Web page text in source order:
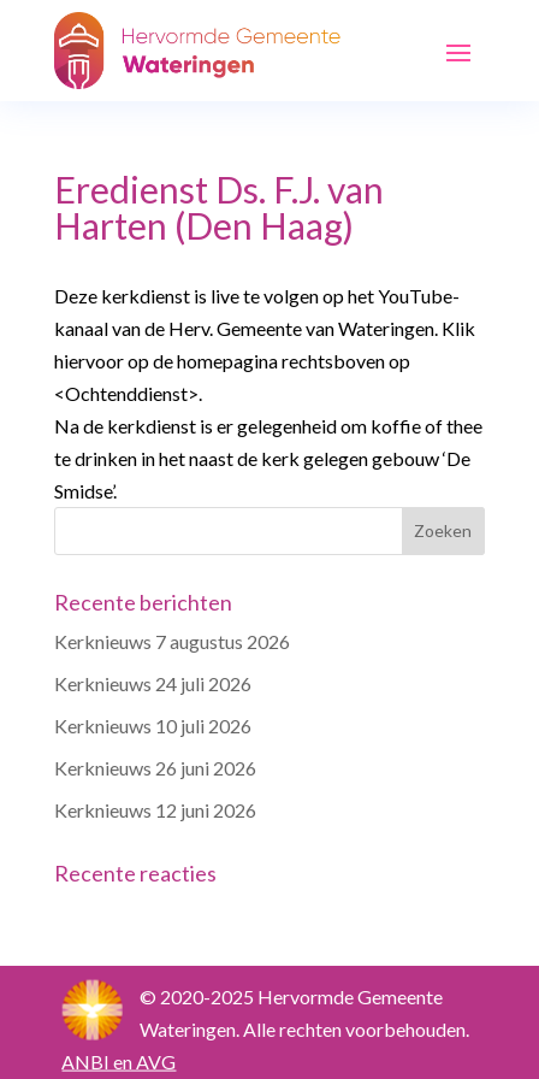
Eredienst Ds. F.J. van
Harten (Den Haag)
Deze kerkdienst is live te volgen op het YouTube-
kanaal van de Herv. Gemeente van Wateringen. Klik
hiervoor op de homepagina rechtsboven op
<Ochtenddienst>.
Na de kerkdienst is er gelegenheid om koffie of thee
te drinken in het naast de kerk gelegen gebouw ‘De
Smidse’.
Recente berichten
Kerknieuws 7 augustus 2026
Kerknieuws 24 juli 2026
Kerknieuws 10 juli 2026
Kerknieuws 26 juni 2026
Kerknieuws 12 juni 2026
Recente reacties
© 2020-2025 Hervormde Gemeente
Wateringen. Alle rechten voorbehouden.
ANBI en AVG